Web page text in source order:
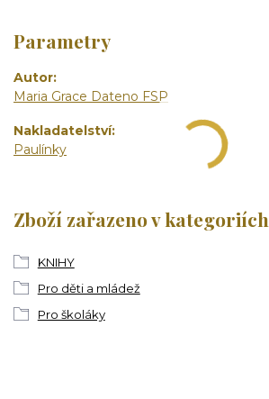
Parametry
Autor
Maria Grace Dateno FSP
Nakladatelství
Paulínky
Zboží zařazeno v kategoriích
KNIHY
Pro děti a mládež
Pro školáky